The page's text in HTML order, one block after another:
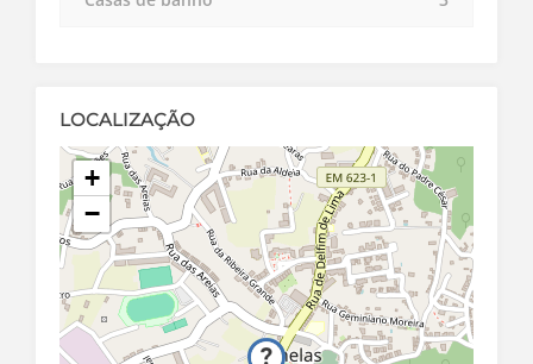
LOCALIZAÇÃO
+
−